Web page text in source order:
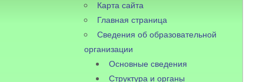
Карта сайта
Главная страница
Сведения об образовательной
организации
Основные сведения
Структура и органы